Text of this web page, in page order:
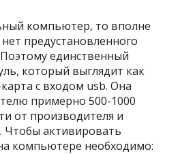
компьютер, то вполне
предустановленного
единственный
который выглядит как
с входом usb. Она
примерно 500-1000
от производителя и
Чтобы активировать
компьютере необходимо: